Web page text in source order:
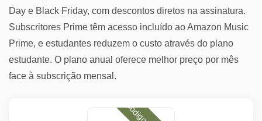
Day e Black Friday, com descontos diretos na assinatura.
Subscritores Prime têm acesso incluído ao Amazon Music
Prime, e estudantes reduzem o custo através do plano
estudante. O plano anual oferece melhor preço por mês
face à subscrição mensal.